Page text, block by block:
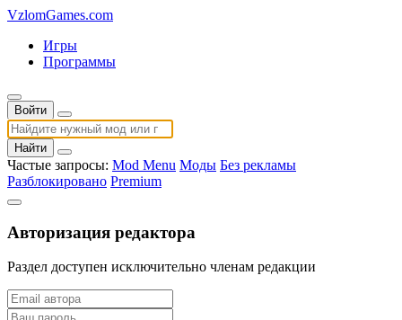
VzlomGames.com
Игры
Программы
Войти
Найти
Частые запросы: Mod Menu Моды Без рекламы
Разблокировано Premium
Авторизация редактора
Раздел доступен исключительно членам редакции